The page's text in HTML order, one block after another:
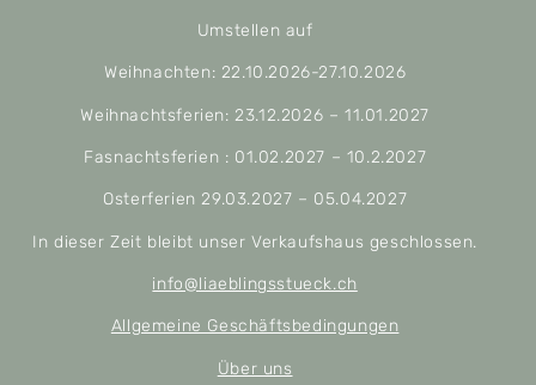
Umstellen auf
Weihnachten: 22.10.2026-27.10.2026
Weihnachtsferien: 23.12.2026 – 11.01.2027
Fasnachtsferien : 01.02.2027 – 10.2.2027
Osterferien 29.03.2027 – 05.04.2027
In dieser Zeit bleibt unser Verkaufshaus geschlossen.
info@liaeblingsstueck.ch
Allgemeine Geschäftsbedingungen
Über uns